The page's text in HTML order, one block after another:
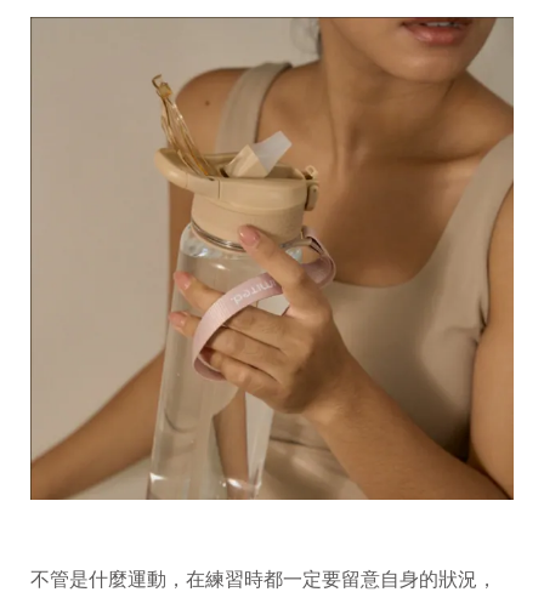
不管是什麼運動，在練習時都一定要留意自身的狀況，